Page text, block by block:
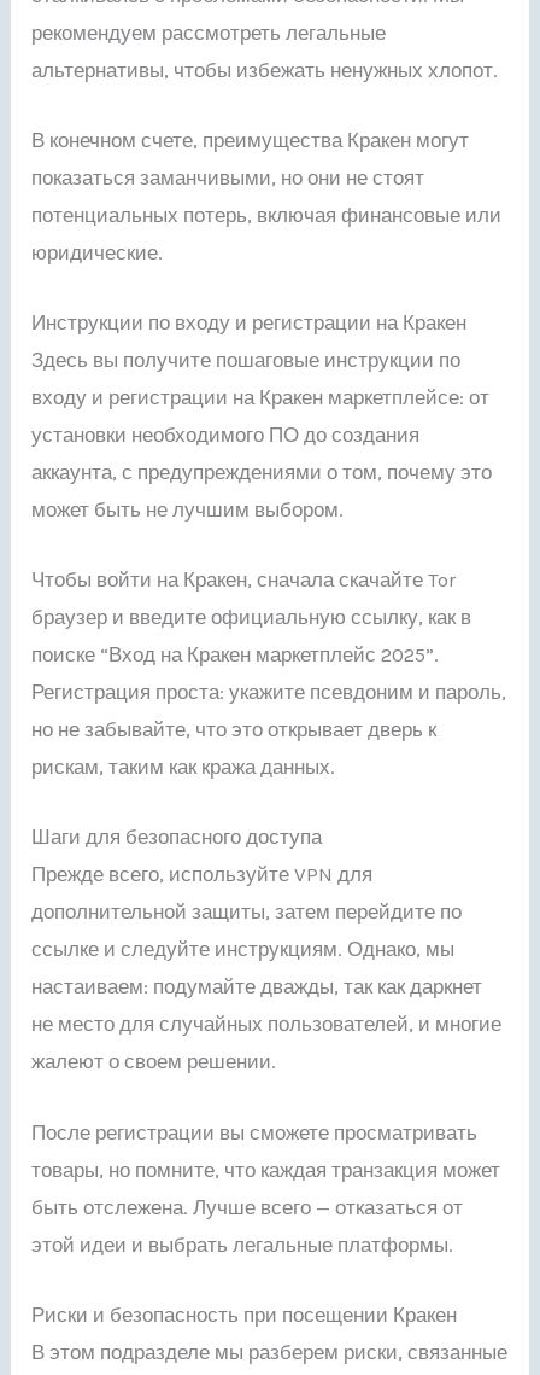
рекомендуем рассмотреть легальные
альтернативы, чтобы избежать ненужных хлопот.
В конечном счете, преимущества Кракен могут
показаться заманчивыми, но они не стоят
потенциальных потерь, включая финансовые или
юридические.
Инструкции по входу и регистрации на Кракен
Здесь вы получите пошаговые инструкции по
входу и регистрации на Кракен маркетплейсе: от
установки необходимого ПО до создания
аккаунта, с предупреждениями о том, почему это
может быть не лучшим выбором.
Чтобы войти на Кракен, сначала скачайте Tor
браузер и введите официальную ссылку, как в
поиске “Вход на Кракен маркетплейс 2025”.
Регистрация проста: укажите псевдоним и пароль,
но не забывайте, что это открывает дверь к
рискам, таким как кража данных.
Шаги для безопасного доступа
Прежде всего, используйте VPN для
дополнительной защиты, затем перейдите по
ссылке и следуйте инструкциям. Однако, мы
настаиваем: подумайте дважды, так как даркнет
не место для случайных пользователей, и многие
жалеют о своем решении.
После регистрации вы сможете просматривать
товары, но помните, что каждая транзакция может
быть отслежена. Лучше всего — отказаться от
этой идеи и выбрать легальные платформы.
Риски и безопасность при посещении Кракен
В этом подразделе мы разберем риски, связанные